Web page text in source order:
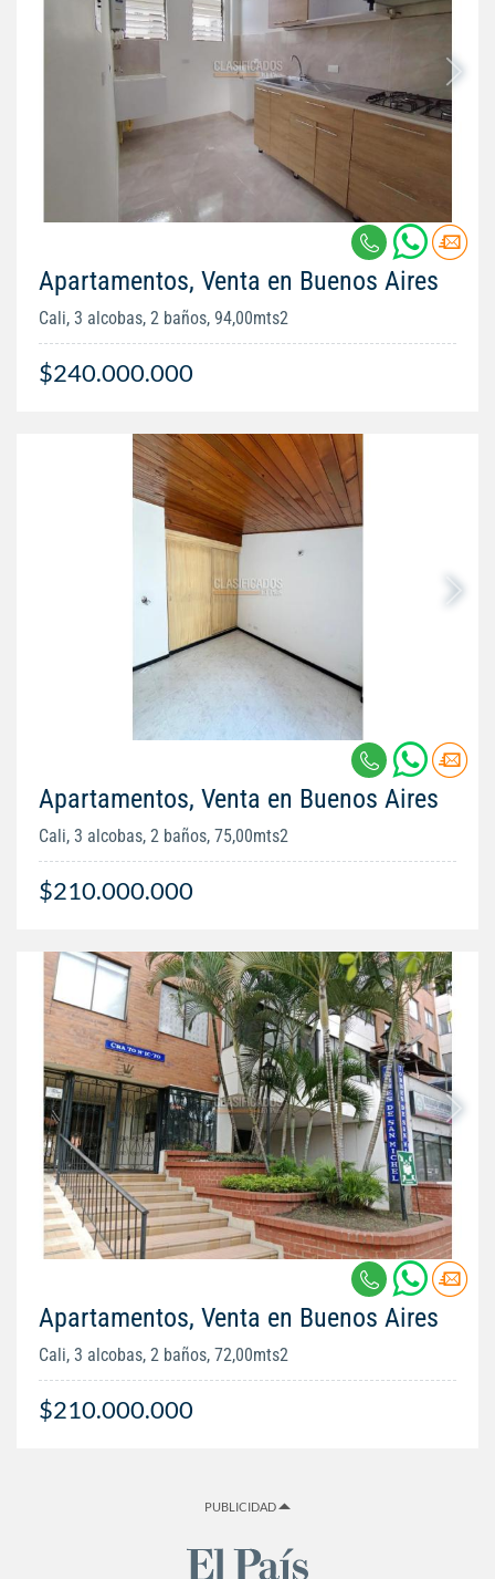
Apartamentos, Venta en Buenos Aires
Cali, 3 alcobas, 2 baños, 94,00mts2
$240.000.000
Apartamentos, Venta en Buenos Aires
Cali, 3 alcobas, 2 baños, 75,00mts2
$210.000.000
Apartamentos, Venta en Buenos Aires
Cali, 3 alcobas, 2 baños, 72,00mts2
$210.000.000
PUBLICIDAD